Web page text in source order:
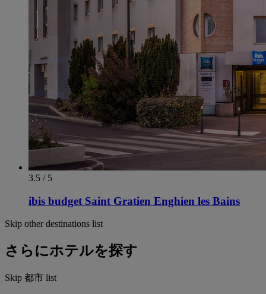
3.5 / 5
ibis budget Saint Gratien Enghien les Bains
Skip other destinations list
さらにホテルを探す
Skip 都市 list